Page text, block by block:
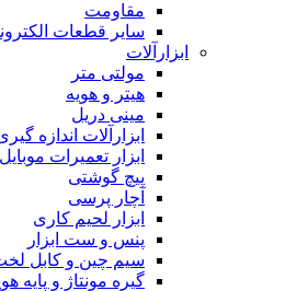
مقاومت
سایر قطعات
ابزارآلات
مولتی متر
هیتر و هویه
مینی دریل
ابزارآلات اندازه
ابزار تعمیرات موبایل
پیچ گوشتی
آچار پرسی
ابزار لحیم کاری
پنس و ست ابزار
سیم چین و کابل
گیره مونتاژ و پایه